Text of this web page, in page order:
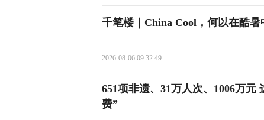
千笔楼｜China Cool，何以在酷暑
2026-08-06 09:32:49
651项非遗、31万人次、1006万
费”